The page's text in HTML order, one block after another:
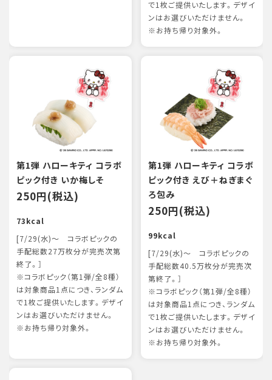
で1枚ご提供いたします。デザイ
ンはお選びいただけません。
※お持ち帰り対象外。
第1弾 ハローキティ コラボ
ピック付き いか梅しそ
250円(税込)
73kcal
[7/29(水)～ コラボピックの
手配総数27万枚分が完売次第
終了。］
※コラボピック（第1弾/全8種）
は対象商品1点につき、ランダム
で1枚ご提供いたします。デザイ
ンはお選びいただけません。
※お持ち帰り対象外。
第1弾 ハローキティ コラボ
ピック付き えび＋ねぎまぐ
ろ包み
250円(税込)
99kcal
[7/29(水)～ コラボピックの
手配総数40.5万枚分が完売次
第終了。］
※コラボピック（第1弾/全8種）
は対象商品1点につき、ランダム
で1枚ご提供いたします。デザイ
ンはお選びいただけません。
※お持ち帰り対象外。